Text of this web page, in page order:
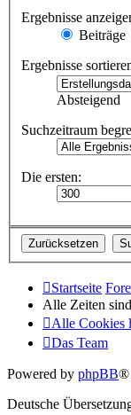
Ergebnisse
Beiträge
Ergebnisse
Absteigend
Suchzeitraum
Die ersten:
Startseite
Alle Zeiten sind
Alle Cookies
Das Team
Powered by phpBB®
Deutsche